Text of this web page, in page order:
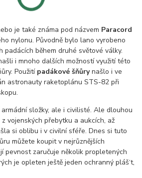
je také známa pod názvem Paracord
nylonu. Původně bylo lano vyrobeno
padácích během druhé světové války.
i mnoho dalších možností využití této
Použití padákové šňůrynašlo i ve
astronauty raketoplánu STS-82 při
složky, ale i civilisté. Ale dlouhou
vojenských přebytku a aukcích, až
si oblibu i v civilní sféře. Dnes si tuto
můžete koupit v nejrůznějších
pevnost zaručuje několik propletených
je opleten ještě jeden ochranný pláš‘t,